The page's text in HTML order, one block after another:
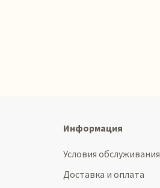
Информация
Условия обслуживания
Доставка и оплата